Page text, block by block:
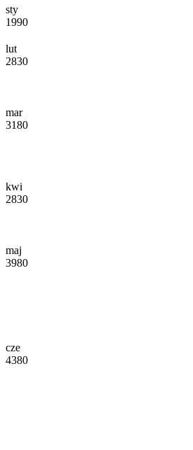
sty
1990
lut
2830
mar
3180
kwi
2830
maj
3980
cze
4380